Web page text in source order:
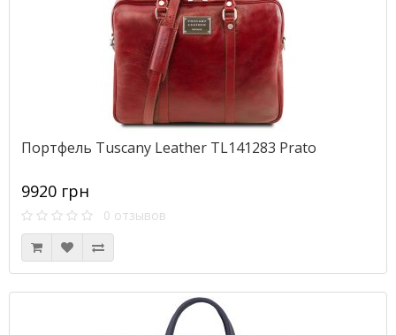
Портфель Tuscany Leather TL141283 Prato
9920 грн
0 отзывов